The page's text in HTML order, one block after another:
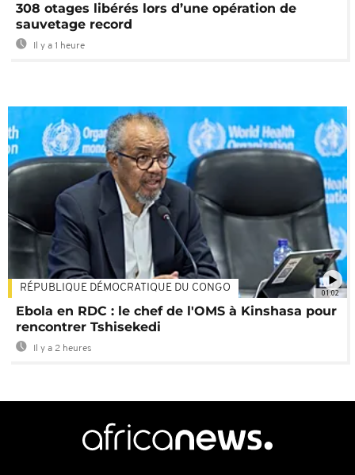
308 otages libérés lors d’une opération de
sauvetage record
Il y a 1 heure
01:02
RÉPUBLIQUE DÉMOCRATIQUE DU CONGO
Ebola en RDC : le chef de l'OMS à Kinshasa pour
rencontrer Tshisekedi
Il y a 2 heures